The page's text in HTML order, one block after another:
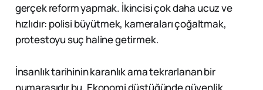
gerçek reform yapmak. İkincisi çok daha ucuz ve
hızlıdır: polisi büyütmek, kameraları çoğaltmak,
protestoyu suç haline getirmek.
İnsanlık tarihinin karanlık ama tekrarlanan bir